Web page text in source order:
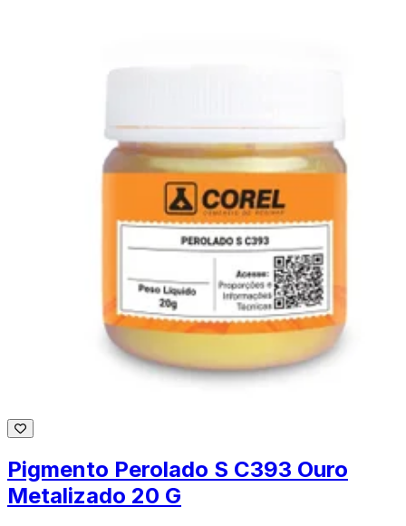
Pigmento Perolado S C393 Ouro
Metalizado 20 G